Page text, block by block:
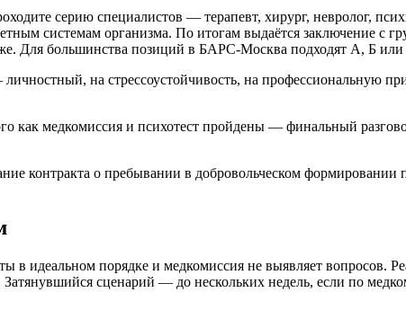
серию специалистов — терапевт, хирург, невролог,
системам организма. По итогам выдаётся заключение с
Для большинства позиций в БАРС-Москва подходят А, Б
на стрессоустойчивость, на профессиональную
как медкомиссия и психотест пройдены — финальный
контракта о пребывании в добровольческом формировании
идеальном порядке и медкомиссия не выявляет вопросов.
сценарий — до нескольких недель, если по